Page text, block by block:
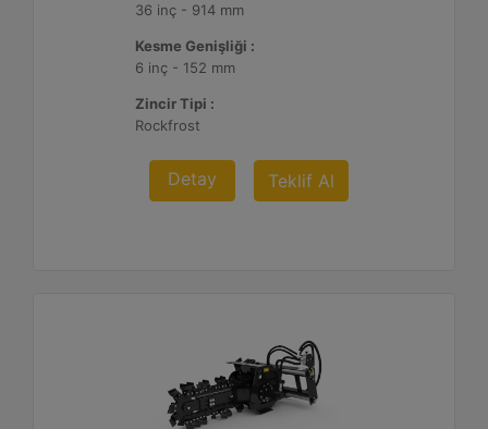
36 inç - 914 mm
Kesme Genişliği :
6 inç - 152 mm
Zincir Tipi :
Rockfrost
Detay Teklif Al